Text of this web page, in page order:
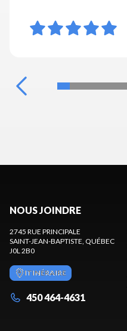
NOUS JOINDRE
2745 RUE PRINCIPALE
SAINT-JEAN-BAPTISTE , QUÉBEC
J0L 2B0
ITINÉRAIRE
450 464-4631